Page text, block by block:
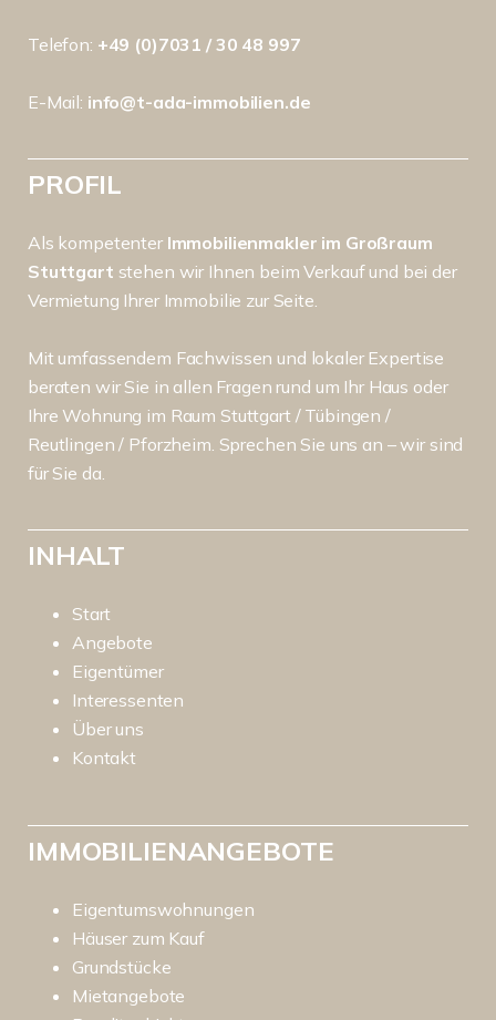
Telefon: +49 (0)7031 / 30 48 997
E-Mail: info@t-ada-immobilien.de
PROFIL
Als kompetenter Immobilienmakler im Großraum
Stuttgart stehen wir Ihnen beim Verkauf und bei der
Vermietung Ihrer Immobilie zur Seite.
Mit umfassendem Fachwissen und lokaler Expertise
beraten wir Sie in allen Fragen rund um Ihr Haus oder
Ihre Wohnung im Raum Stuttgart / Tübingen /
Reutlingen / Pforzheim. Sprechen Sie uns an – wir sind
für Sie da.
INHALT
Start
Angebote
Eigentümer
Interessenten
Über uns
Kontakt
IMMOBILIENANGEBOTE
Eigentumswohnungen
Häuser zum Kauf
Grundstücke
Mietangebote